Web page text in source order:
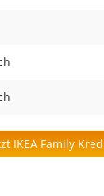
IKEA Family